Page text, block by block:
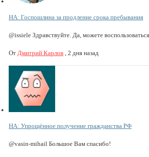
НА: Госпошлина за продление срока пребывания
@issiele Здравствуйте. Да, можете воспользоваться.
От Дмитрий Карлов 2 дня назад
НА: Упрощённое получение гражданства РФ
@vasin-mihail Большое Вам спасибо!